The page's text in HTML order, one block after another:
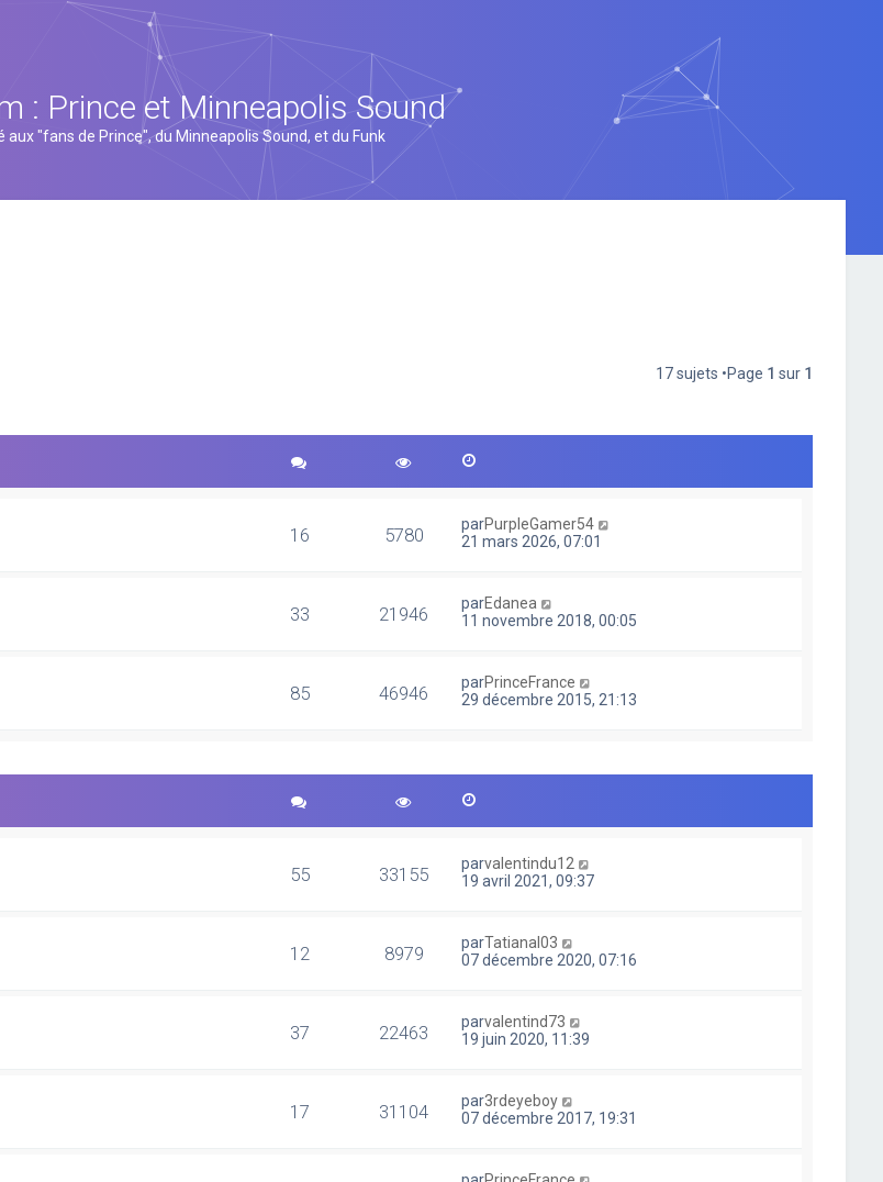
: Prince et Minneapolis Sound
aux "fans de Prince", du Minneapolis Sound, et du Funk
17 sujets •Page 1 sur 1
16 5780 parPurpleGamer54
21 mars 2026, 07:01
33 21946 parEdanea
11 novembre 2018, 00:05
85 46946 parPrinceFrance
29 décembre 2015, 21:13
55 33155 parvalentindu12
19 avril 2021, 09:37
12 8979 parTatianal03
07 décembre 2020, 07:16
37 22463 parvalentind73
19 juin 2020, 11:39
17 31104 par3rdeyeboy
07 décembre 2017, 19:31